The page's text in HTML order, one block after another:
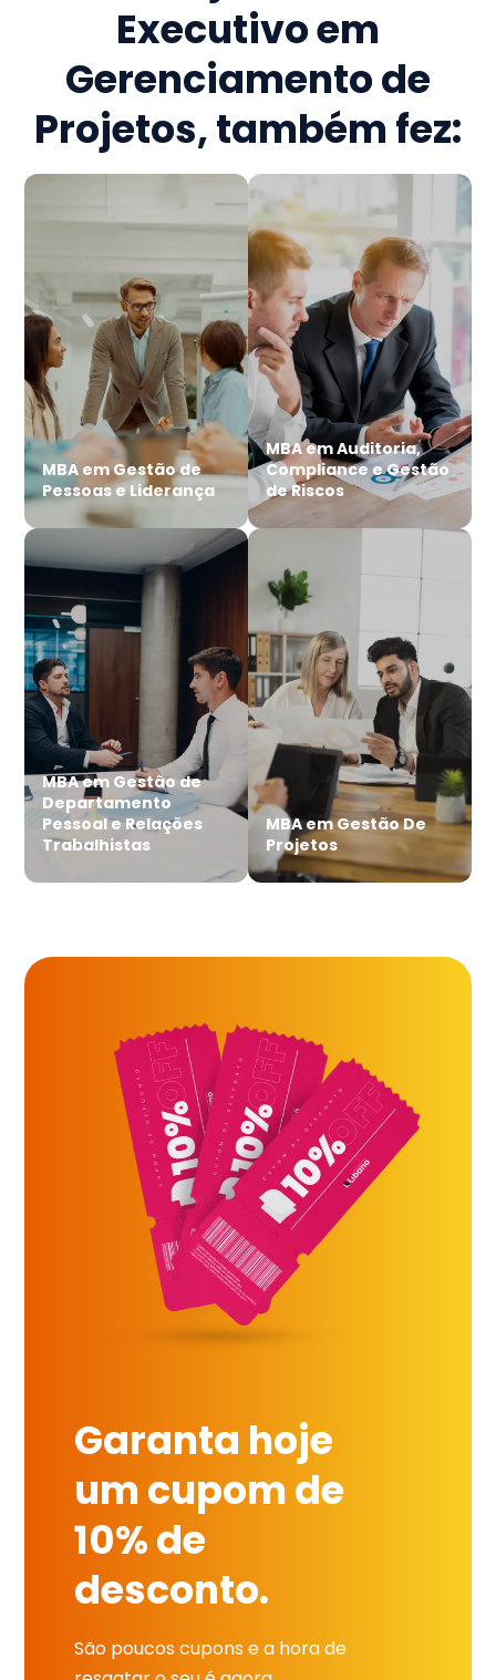
Executivo em
Gerenciamento de
Projetos, também fez:
MBA em Gestão de
Pessoas e Liderança
MBA em Auditoria,
Compliance e Gestão
de Riscos
MBA em Gestão de
Departamento
Pessoal e Relações
Trabalhistas
MBA em Gestão De
Projetos
Garanta hoje
um cupom de
10% de
desconto.
São poucos cupons e a hora de